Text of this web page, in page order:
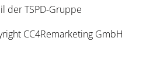
derTSPD-Gruppe
CC4Remarketing GmbH